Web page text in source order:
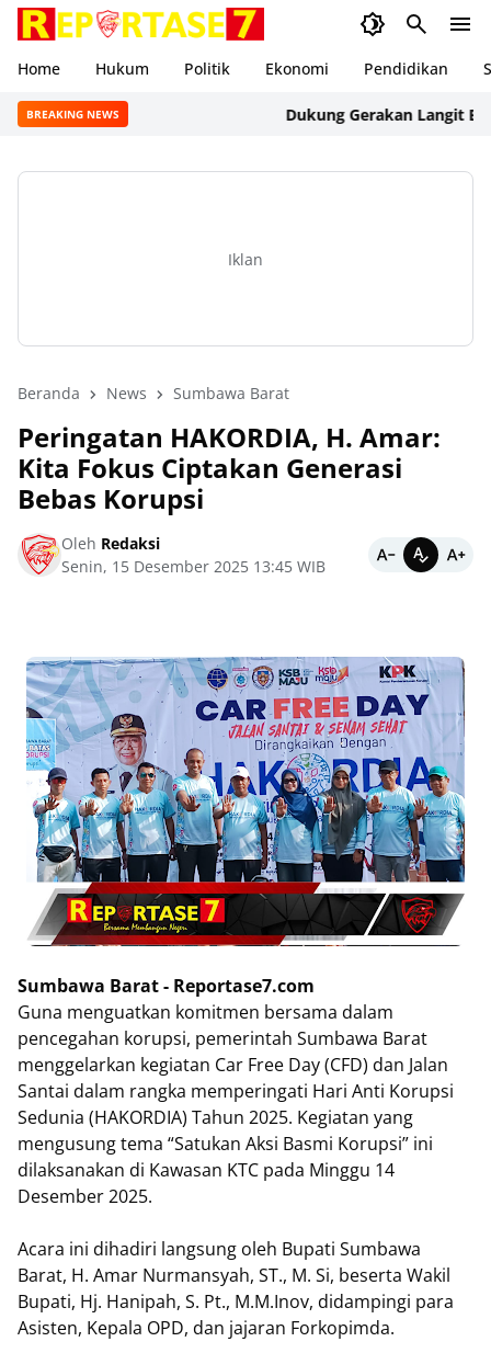
Home Hukum Politik Ekonomi Pendidikan
BREAKING NEWS Dukung Gerakan Langit Biru
Iklan
Beranda News Sumbawa Barat
Peringatan HAKORDIA, H. Amar:
Kita Fokus Ciptakan Generasi
Bebas Korupsi
Oleh Redaksi
Senin, 15 Desember 2025 13:45 WIB
Sumbawa Barat - Reportase7.com
Guna menguatkan komitmen bersama dalam
pencegahan korupsi, pemerintah Sumbawa Barat
menggelarkan kegiatan Car Free Day (CFD) dan Jalan
Santai dalam rangka memperingati Hari Anti Korupsi
Sedunia (HAKORDIA) Tahun 2025. Kegiatan yang
mengusung tema “Satukan Aksi Basmi Korupsi” ini
dilaksanakan di Kawasan KTC pada Minggu 14
Desember 2025.
Acara ini dihadiri langsung oleh Bupati Sumbawa
Barat, H. Amar Nurmansyah, ST., M. Si, beserta Wakil
Bupati, Hj. Hanipah, S. Pt., M.M.Inov, didampingi para
Asisten, Kepala OPD, dan jajaran Forkopimda.